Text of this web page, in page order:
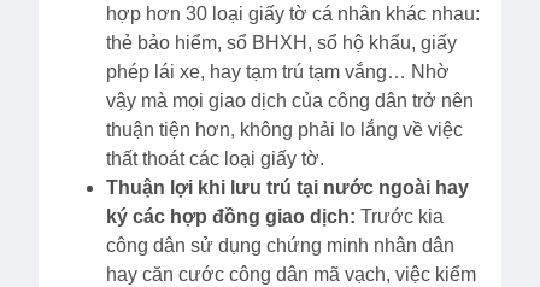
hợp hơn 30 loại giấy tờ cá nhân khác nhau:
thẻ bảo hiểm, sổ BHXH, sổ hộ khẩu, giấy
phép lái xe, hay tạm trú tạm vắng… Nhờ
vậy mà mọi giao dịch của công dân trở nên
thuận tiện hơn, không phải lo lắng về việc
thất thoát các loại giấy tờ.
Thuận lợi khi lưu trú tại nước ngoài hay
ký các hợp đồng giao dịch: Trước kia
công dân sử dụng chứng minh nhân dân
hay căn cước công dân mã vạch, việc kiểm